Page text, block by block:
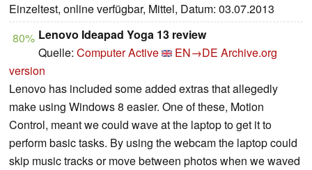
Einzeltest, online verfügbar, Mittel, Datum: 03.07.2013
80% Lenovo Ideapad Yoga 13 review
Quelle: Computer Active EN→DE Archive.org
version
Lenovo has included some added extras that allegedly
make using Windows 8 easier. One of these, Motion
Control, meant we could wave at the laptop to get it to
perform basic tasks. By using the webcam the laptop could
skip music tracks or move between photos when we waved